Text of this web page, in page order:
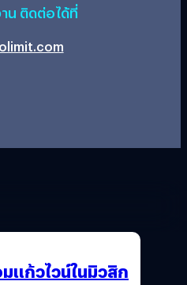
น ติดต่อได้ที่
แก้วไวน์ในมิวสิก